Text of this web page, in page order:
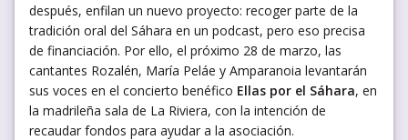
después, enfilan un nuevo proyecto: recoger parte de la
tradición oral del Sáhara en un podcast, pero eso precisa
de financiación. Por ello, el próximo 28 de marzo, las
cantantes Rozalén, María Peláe y Amparanoia levantarán
sus voces en el concierto benéfico Ellas por el Sáhara, en
la madrileña sala de La Riviera, con la intención de
recaudar fondos para ayudar a la asociación.